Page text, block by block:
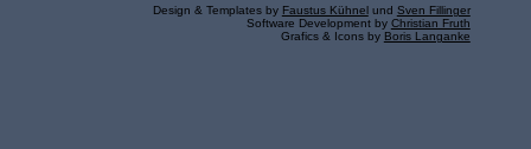
Design & Templates by Faustus Kühnel und Sven Fillinger
Software Development by Christian Fruth
Grafics & Icons by Boris Langanke